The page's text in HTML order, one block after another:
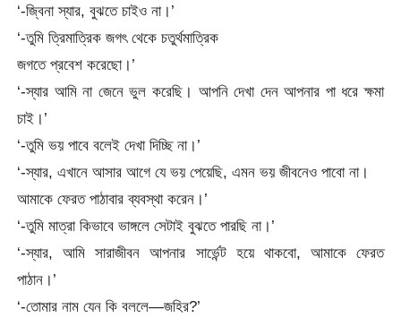
‘-জ্বিনা স্যার, বুঝতে চাইও না।’
‘-তুমি ত্রিমাত্রিক জগৎ থেকে চতুর্থমাত্রিক
জগতে প্রবেশ করেছো।’
‘-স্যার আমি না জেনে ভুল করেছি। আপনি দেখা দেন আপনার পা ধরে ক্ষমা
চাই।’
‘-তুমি ভয় পাবে বলেই দেখা দিচ্ছি না।’
‘-স্যার, এখানে আসার আগে যে ভয় পেয়েছি, এমন ভয় জীবনেও পাবো না।
আমাকে ফেরত পাঠাবার ব্যবস্থা করেন।’
‘-তুমি মাত্রা কিভাবে ভাঙ্গলে সেটাই বুঝতে পারছি না।’
‘-স্যার, আমি সারাজীবন আপনার সার্ভেন্ট হয়ে থাকবো, আমাকে ফেরত
পাঠান।’
‘-তোমার নাম যেন কি বললে—জহির?’